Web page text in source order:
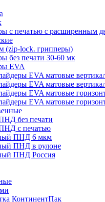
с печатью с расширенным
(zip-lock. грипперы)
без печати 30-60 мк
EVA
EVA матовые
EVA матовые
EVA матовые
EVA матовые
без печати
с печатью
ПНД 6 мкм
ПНД в рулоне
ПНД Россия
КонтинентПак